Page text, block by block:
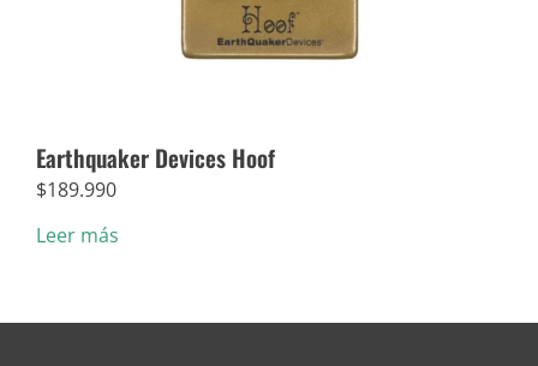
Earthquaker Devices Hoof
$189.990
Leer más